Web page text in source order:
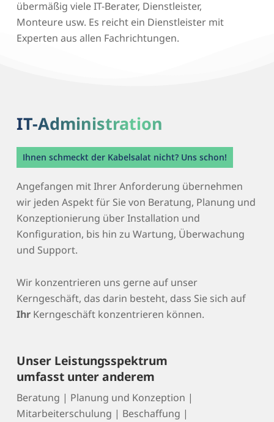
übermäßig viele IT-Berater, Dienstleister,
Monteure usw. Es reicht ein Dienstleister mit
Experten aus allen Fachrichtungen.
IT-Administration
Ihnen schmeckt der Kabelsalat nicht? Uns schon!
Angefangen mit Ihrer Anforderung übernehmen
wir jeden Aspekt für Sie von Beratung, Planung und
Konzeptionierung über Installation und
Konfiguration, bis hin zu Wartung, Überwachung
und Support.
Wir konzentrieren uns gerne auf unser
Kerngeschäft, das darin besteht, dass Sie sich auf
Ihr Kerngeschäft konzentrieren können.
Unser Leistungsspektrum
umfasst unter anderem
Beratung | Planung und Konzeption |
Mitarbeiterschulung | Beschaffung |